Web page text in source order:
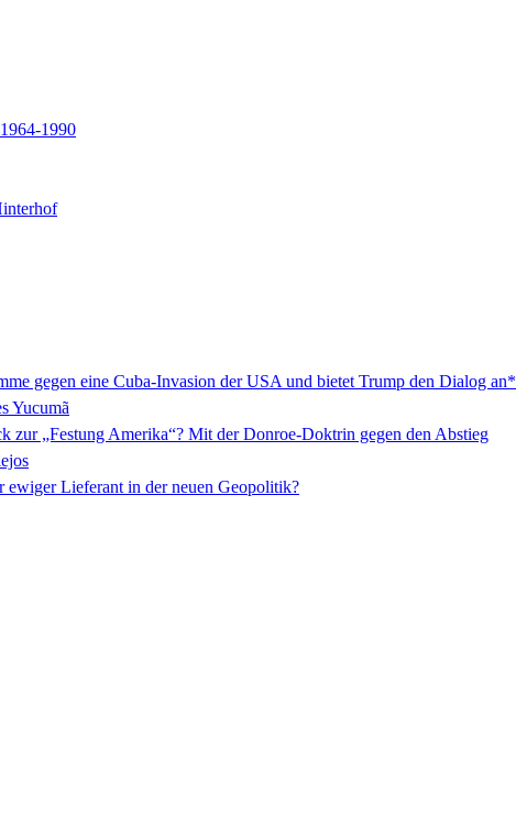
1990
gegen eine Cuba-Invasion der USA und bietet Trump den Dialog an*
Yucumã
zur „Festung Amerika“? Mit der Donroe-Doktrin gegen den Abstieg
ewiger Lieferant in der neuen Geopolitik?